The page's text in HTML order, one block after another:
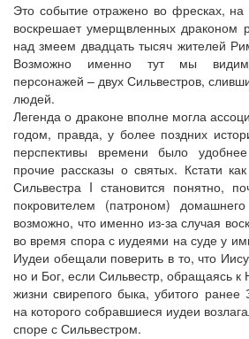
Это событие отражено во фресках, на
воскрешает умерщвленных драконом
над змеем двадцать тысяч жителей
Возможно именно тут мы видим
персонажей – двух Сильвестров,
людей.
Легенда о драконе вполне могла
годом, правда, у более поздних
перспективы времени было
прочие рассказы о святых. Кстати
Сильвестра I становится понятно,
покровителем (патроном)
возможно, что именно из-за случая
во время спора с иудеями на суде у
Иудеи обещали поверить в то, что
но и Бог, если Сильвестр, обращаясь к
жизни свирепого быка, убитого
на которого собравшиеся иудеи
споре с Сильвестром.